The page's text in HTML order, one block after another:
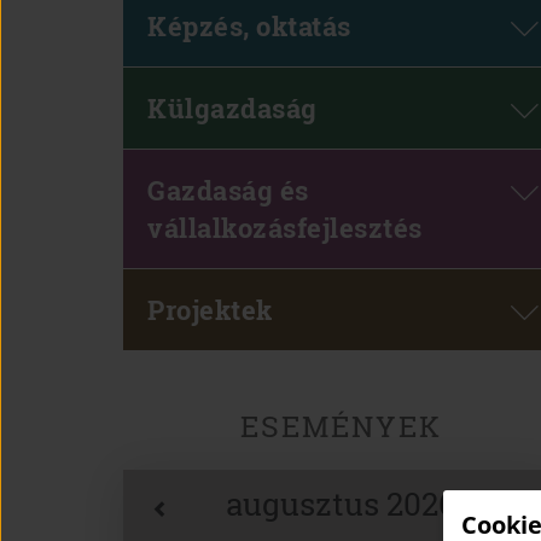
Képzés, oktatás
Külgazdaság
Gazdaság és
vállalkozásfejlesztés
Projektek
ESEMÉNYEK
augusztus 2026